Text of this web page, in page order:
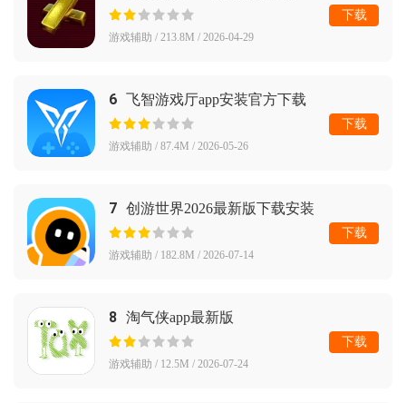
游戏辅助 / 213.8M / 2026-04-29
下载
6 飞智游戏厅app安装官方下载
游戏辅助 / 87.4M / 2026-05-26
下载
7 创游世界2026最新版下载安装
游戏辅助 / 182.8M / 2026-07-14
下载
8 淘气侠app最新版
游戏辅助 / 12.5M / 2026-07-24
下载